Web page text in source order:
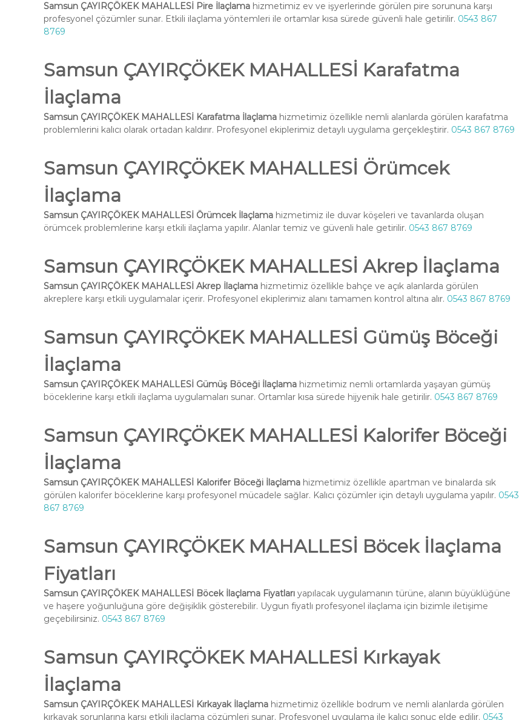
Samsun ÇAYIRÇÖKEK MAHALLESİ Pire İlaçlama hizmetimiz ev ve işyerlerinde görülen pire sorununa karşı
profesyonel çözümler sunar. Etkili ilaçlama yöntemleri ile ortamlar kısa sürede güvenli hale getirilir. 0543 867
8769
Samsun ÇAYIRÇÖKEK MAHALLESİ Karafatma
İlaçlama
Samsun ÇAYIRÇÖKEK MAHALLESİ Karafatma İlaçlama hizmetimiz özellikle nemli alanlarda görülen karafatma
problemlerini kalıcı olarak ortadan kaldırır. Profesyonel ekiplerimiz detaylı uygulama gerçekleştirir. 0543 867 8769
Samsun ÇAYIRÇÖKEK MAHALLESİ Örümcek
İlaçlama
Samsun ÇAYIRÇÖKEK MAHALLESİ Örümcek İlaçlama hizmetimiz ile duvar köşeleri ve tavanlarda oluşan
örümcek problemlerine karşı etkili ilaçlama yapılır. Alanlar temiz ve güvenli hale getirilir. 0543 867 8769
Samsun ÇAYIRÇÖKEK MAHALLESİ Akrep İlaçlama
Samsun ÇAYIRÇÖKEK MAHALLESİ Akrep İlaçlama hizmetimiz özellikle bahçe ve açık alanlarda görülen
akreplere karşı etkili uygulamalar içerir. Profesyonel ekiplerimiz alanı tamamen kontrol altına alır. 0543 867 8769
Samsun ÇAYIRÇÖKEK MAHALLESİ Gümüş Böceği
İlaçlama
Samsun ÇAYIRÇÖKEK MAHALLESİ Gümüş Böceği İlaçlama hizmetimiz nemli ortamlarda yaşayan gümüş
böceklerine karşı etkili ilaçlama uygulamaları sunar. Ortamlar kısa sürede hijyenik hale getirilir. 0543 867 8769
Samsun ÇAYIRÇÖKEK MAHALLESİ Kalorifer Böceği
İlaçlama
Samsun ÇAYIRÇÖKEK MAHALLESİ Kalorifer Böceği İlaçlama hizmetimiz özellikle apartman ve binalarda sık
görülen kalorifer böceklerine karşı profesyonel mücadele sağlar. Kalıcı çözümler için detaylı uygulama yapılır. 0543
867 8769
Samsun ÇAYIRÇÖKEK MAHALLESİ Böcek İlaçlama
Fiyatları
Samsun ÇAYIRÇÖKEK MAHALLESİ Böcek İlaçlama Fiyatları yapılacak uygulamanın türüne, alanın büyüklüğüne
ve haşere yoğunluğuna göre değişiklik gösterebilir. Uygun fiyatlı profesyonel ilaçlama için bizimle iletişime
geçebilirsiniz. 0543 867 8769
Samsun ÇAYIRÇÖKEK MAHALLESİ Kırkayak
İlaçlama
Samsun ÇAYIRÇÖKEK MAHALLESİ Kırkayak İlaçlama hizmetimiz özellikle bodrum ve nemli alanlarda görülen
kırkayak sorunlarına karşı etkili ilaçlama çözümleri sunar. Profesyonel uygulama ile kalıcı sonuç elde edilir. 0543